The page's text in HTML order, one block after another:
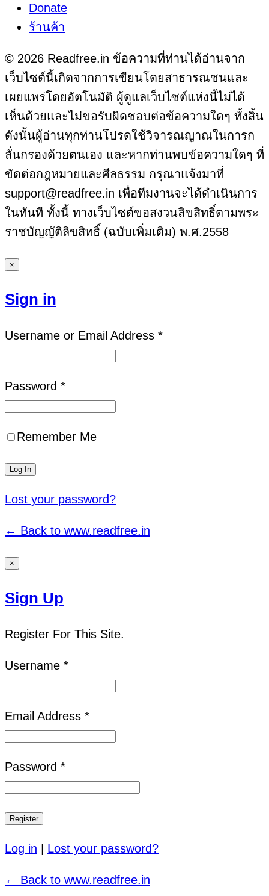
Donate
ร้านค้า
© 2026 Readfree.in ข้อความที่ท่านได้อ่านจาก
เว็บไซต์นี้เกิดจากการเขียนโดยสาธารณชนและ
เผยแพร่โดยอัตโนมัติ ผู้ดูแลเว็บไซต์แห่งนี้ไม่ได้
เห็นด้วยและไม่ขอรับผิดชอบต่อข้อความใดๆ ทั้งสิ้น
ดังนั้นผู้อ่านทุกท่านโปรดใช้วิจารณญาณในการก
ลั่นกรองด้วยตนเอง และหากท่านพบข้อความใดๆ ที่
ขัดต่อกฎหมายและศีลธรรม กรุณาแจ้งมาที่
support@readfree.in เพื่อทีมงานจะได้ดำเนินการ
ในทันที ทั้งนี้ ทางเว็บไซต์ขอสงวนลิขสิทธิ์ตามพระ
ราชบัญญัติลิขสิทธิ์ (ฉบับเพิ่มเติม) พ.ศ.2558
×
Sign in
Username or Email Address *
Password *
Remember Me
Lost your password?
← Back to www.readfree.in
×
Sign Up
Register For This Site.
Username *
Email Address *
Password *
Log in Lost your password?
← Back to www.readfree.in